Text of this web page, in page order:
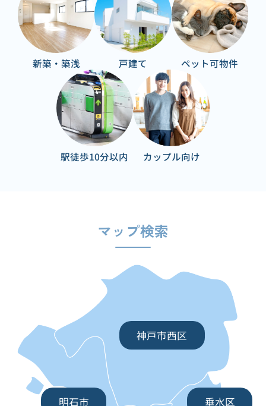
新築・築浅 戸建て ペット可物件
駅徒歩10分以内 カップル向け
マップ検索
神戸市西区
明石市 垂水区